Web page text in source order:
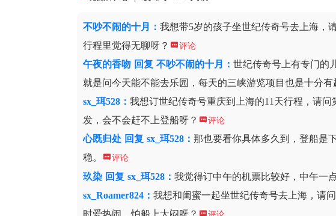
不吵不闹的十月 ：我想带5岁的孩子坐世纪传奇号去上海，
行程里觉得无聊呀？ 评论
午夜的香吻 回复 不吵不闹的十月：世纪传奇号上有专门的
就是问今天能不能去乐园，每天的三峡游览项目也是十分有
sx_珥528 ：我想订世纪传奇号重庆到上海的11天行程，请
发，会不会赶不上登船呀？ 评论
心既归处 回复 sx_珥528：那也要看你具体多久到，登船是
稳。
评论
玖染 回复 sx_珥528：我觉得订中午的机票比较好，中午一
sx_Roamer824 ：我想和闺蜜一起坐世纪传奇号去上海，请
时爱热闹，怕船上太闷呀？ 